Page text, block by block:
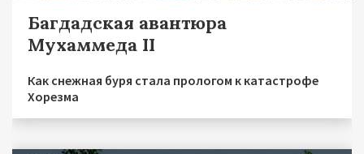
Багдадская авантюра
Мухаммеда II
Как снежная буря стала прологом к катастрофе
Хорезма